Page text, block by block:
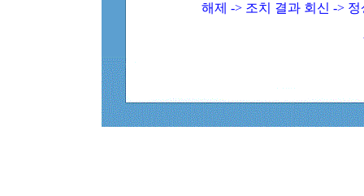
해제 -> 조치 결과 회신 ->